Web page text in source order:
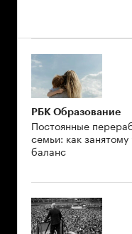
РБК Образование
Постоянные
семьи: как
баланс